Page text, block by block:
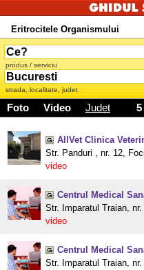
Eritrocitele Organismului
produs / serviciu
strada, localitate, judet
Foto Video Judet
AllVet Clinica
Str. Panduri , nr. 12,
video
Centrul Medical
Str. Imparatul Traian,
video
Centrul Medical
Str. Imparatul Traian,